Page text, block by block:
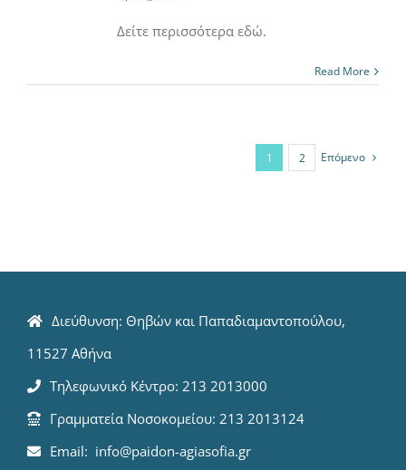
Δείτε περισσότερα εδώ.
Read More
1 2 Επόμενο
Διεύθυνση: Θηβών και Παπαδιαμαντοπούλου,
11527 Αθήνα
Τηλεφωνικό Κέντρο: 213 2013000
Γραμματεία Νοσοκομείου: 213 2013124
Email: info@paidon-agiasofia.gr